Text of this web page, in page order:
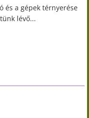
és a gépek térnyerése
lévő...